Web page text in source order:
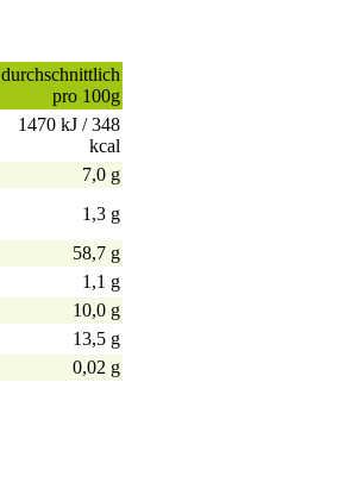
durchschnittlich
pro 100g
1470 kJ / 348
kcal
7,0 g
1,3 g
58,7 g
1,1 g
10,0 g
13,5 g
0,02 g